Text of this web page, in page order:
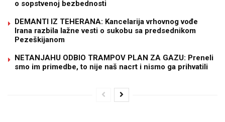
o sopstvenoj bezbednosti
DEMANTI IZ TEHERANA: Kancelarija vrhovnog vođe
Irana razbila lažne vesti o sukobu sa predsednikom
Pezeškijanom
NETANJAHU ODBIO TRAMPOV PLAN ZA GAZU: Preneli
smo im primedbe, to nije naš nacrt i nismo ga prihvatili